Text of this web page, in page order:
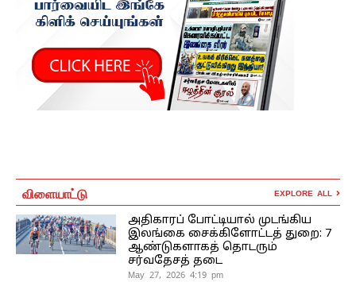
விளையாட்டு EXPLORE ALL
அதிகாரப் போட்டியால் முடங்கிய
இலங்கை சைக்கிளோட்டத் துறை: 7
ஆண்டுகளாகத் தொடரும்
சர்வதேசத் தடை
May 27, 2026 4:19 pm